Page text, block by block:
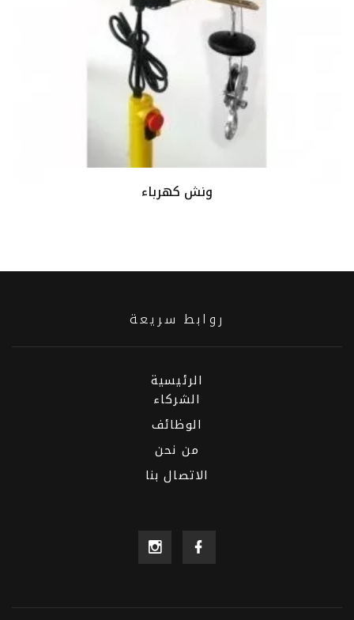
ونش كهرباء
روابط سريعة
الرئيسية
الشركاء
الوظائف
من نحن
الاتصال بنا